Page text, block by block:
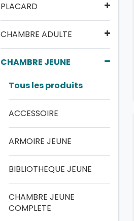
PLACARD
CHAMBRE ADULTE
CHAMBRE JEUNE
Tous les produits
ACCESSOIRE
ARMOIRE JEUNE
BIBLIOTHEQUE JEUNE
CHAMBRE JEUNE
COMPLETE